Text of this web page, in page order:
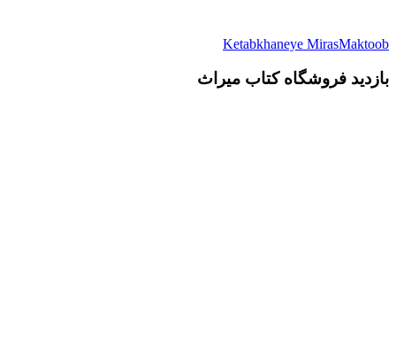
Ketabkhaneye MirasMaktoob
بازدید فروشگاه کتاب میراث